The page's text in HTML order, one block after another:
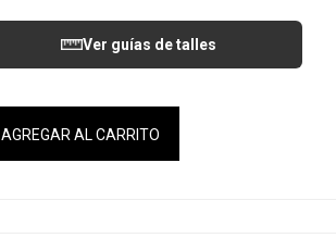
Ver guías de talles
AGREGAR AL CARRITO